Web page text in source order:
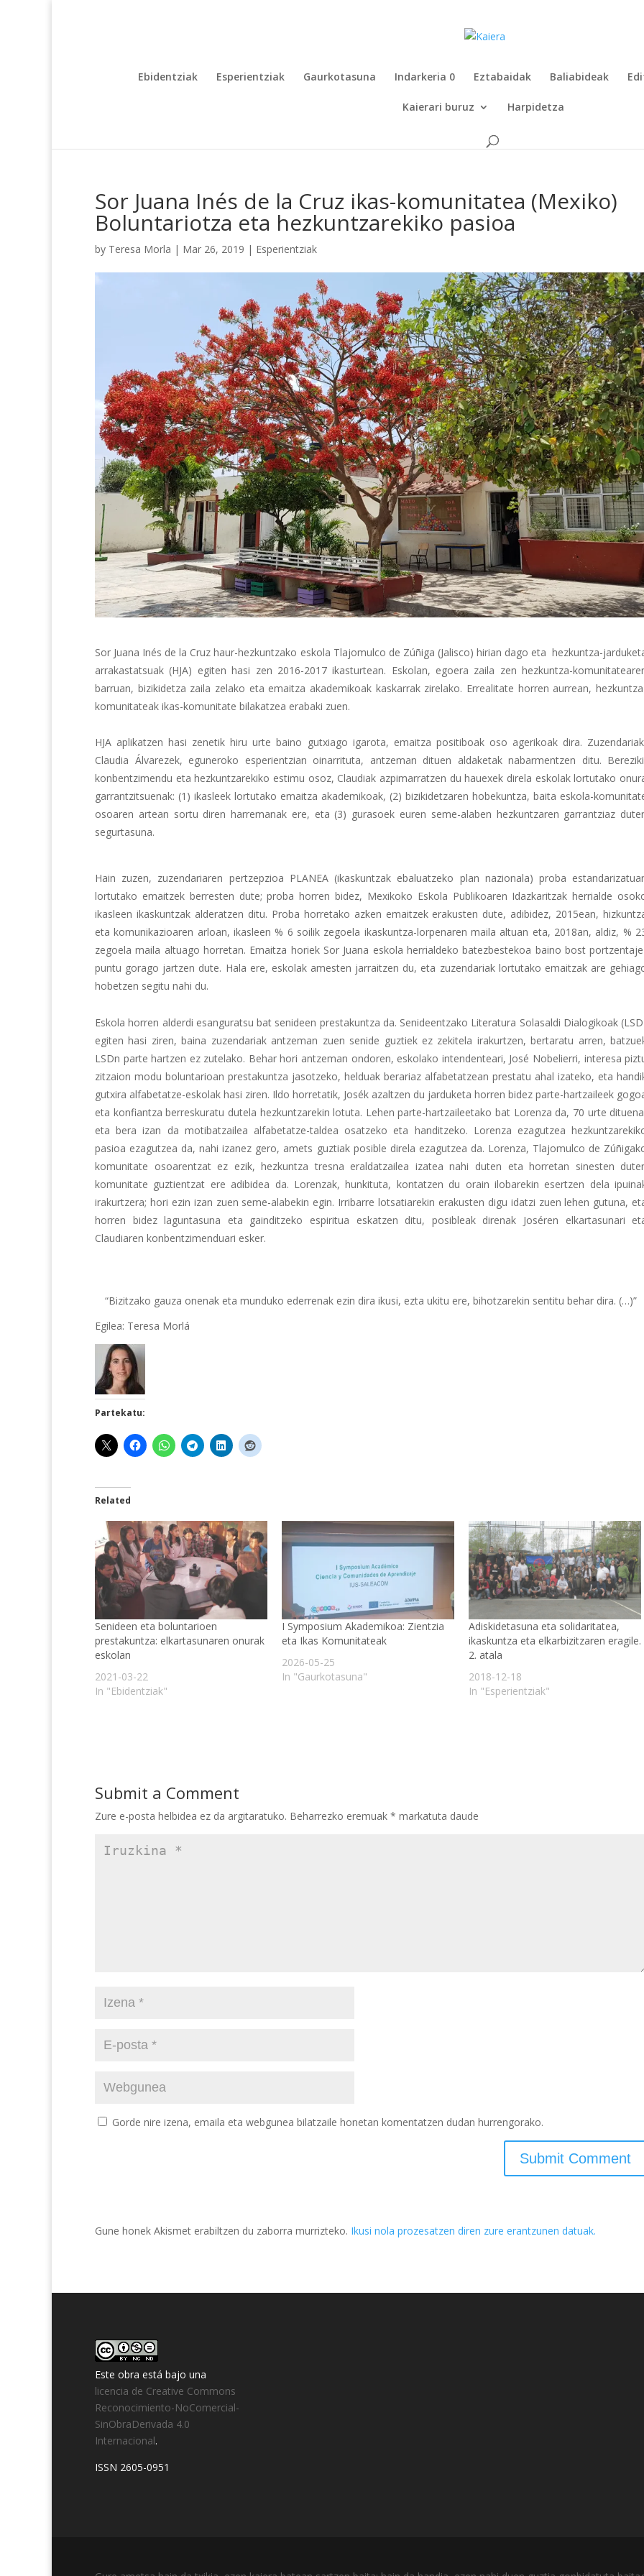
Ebidentziak Esperientziak Gaurkotasuna Indarkeria 0 Eztabaidak Baliabideak
Kaierari buruz Harpidetza
Sor Juana Inés de la Cruz ikas-komunitatea (Mexiko)
Boluntariotza eta hezkuntzarekiko pasioa
by Teresa Morla | Mar 26, 2019 | Esperientziak
Sor Juana Inés de la Cruz haur-hezkuntzako eskola Tlajomulco de Zúñiga (Jalisco) hirian dago eta hezkuntza-
arrakastatsuak (HJA) egiten hasi zen 2016-2017 ikasturtean. Eskolan, egoera zaila zen hezkuntza-
barruan, bizikidetza zaila zelako eta emaitza akademikoak kaskarrak zirelako. Errealitate horren aurrean,
komunitateak ikas-komunitate bilakatzea erabaki zuen.
HJA aplikatzen hasi zenetik hiru urte baino gutxiago igarota, emaitza positiboak oso agerikoak dira.
Claudia Álvarezek, eguneroko esperientzian oinarrituta, antzeman dituen aldaketak nabarmentzen ditu.
konbentzimendu eta hezkuntzarekiko estimu osoz, Claudiak azpimarratzen du hauexek direla eskolak lortutako
garrantzitsuenak: (1) ikasleek lortutako emaitza akademikoak, (2) bizikidetzaren hobekuntza, baita eskola-
osoaren artean sortu diren harremanak ere, eta (3) gurasoek euren seme-alaben hezkuntzaren garrantziaz
segurtasuna.
Hain zuzen, zuzendariaren pertzepzioa PLANEA (ikaskuntzak ebaluatzeko plan nazionala) proba
lortutako emaitzek berresten dute; proba horren bidez, Mexikoko Eskola Publikoaren Idazkaritzak herrialde
ikasleen ikaskuntzak alderatzen ditu. Proba horretako azken emaitzek erakusten dute, adibidez, 2015ean,
eta komunikazioaren arloan, ikasleen % 6 soilik zegoela ikaskuntza-lorpenaren maila altuan eta, 2018an, aldiz, %
zegoela maila altuago horretan. Emaitza horiek Sor Juana eskola herrialdeko batezbestekoa baino bost
puntu gorago jartzen dute. Hala ere, eskolak amesten jarraitzen du, eta zuzendariak lortutako emaitzak are
hobetzen segitu nahi du.
Eskola horren alderdi esanguratsu bat senideen prestakuntza da. Senideentzako Literatura Solasaldi Dialogikoak
egiten hasi ziren, baina zuzendariak antzeman zuen senide guztiek ez zekitela irakurtzen, bertaratu arren,
LSDn parte hartzen ez zutelako. Behar hori antzeman ondoren, eskolako intendenteari, José Nobelierri, interesa
zitzaion modu boluntarioan prestakuntza jasotzeko, helduak berariaz alfabetatzean prestatu ahal izateko, eta
gutxira alfabetatze-eskolak hasi ziren. Ildo horretatik, Josék azaltzen du jarduketa horren bidez parte-hartzaileek
eta konfiantza berreskuratu dutela hezkuntzarekin lotuta. Lehen parte-hartzaileetako bat Lorenza da, 70 urte
eta bera izan da motibatzailea alfabetatze-taldea osatzeko eta handitzeko. Lorenza ezagutzea
pasioa ezagutzea da, nahi izanez gero, amets guztiak posible direla ezagutzea da. Lorenza, Tlajomulco de
komunitate osoarentzat ez ezik, hezkuntza tresna eraldatzailea izatea nahi duten eta horretan sinesten
komunitate guztientzat ere adibidea da. Lorenzak, hunkituta, kontatzen du orain ilobarekin esertzen dela
irakurtzera; hori ezin izan zuen seme-alabekin egin. Irribarre lotsatiarekin erakusten digu idatzi zuen lehen gutuna,
horren bidez laguntasuna eta gainditzeko espiritua eskatzen ditu, posibleak direnak Joséren elkartasunari
Claudiaren konbentzimenduari esker.
“Bizitzako gauza onenak eta munduko ederrenak ezin dira ikusi, ezta ukitu ere, bihotzarekin sentitu behar dira. (…)”
Egilea: Teresa Morlá
Partekatu:
Related
Senideen eta boluntarioen
prestakuntza: elkartasunaren onurak
eskolan
2021-03-22
In "Ebidentziak"
I Symposium Akademikoa: Zientzia
eta Ikas Komunitateak
2026-05-25
In "Gaurkotasuna"
Adiskidetasuna eta solidaritatea,
ikaskuntza eta elkarbizitzaren eragile.
2. atala
2018-12-18
In "Esperientziak"
Submit a Comment
Zure e-posta helbidea ez da argitaratuko. Beharrezko eremuak * markatuta daude
Gorde nire izena, emaila eta webgunea bilatzaile honetan komentatzen dudan hurrengorako.
Gune honek Akismet erabiltzen du zaborra murrizteko. Ikusi nola prozesatzen diren zure erantzunen datuak.
Este obra está bajo una
licencia de Creative Commons
Reconocimiento-NoComercial-
SinObraDerivada 4.0
Internacional.
ISSN 2605-0951